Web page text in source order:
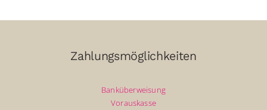
Zahlungsmöglichkeiten
Banküberweisung
Vorauskasse